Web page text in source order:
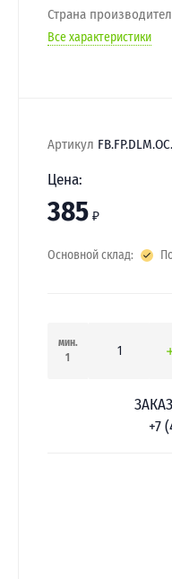
Страна
Все характеристики
Артикул
Цена:
385 ₽
Основной склад:
мин.
1
+7